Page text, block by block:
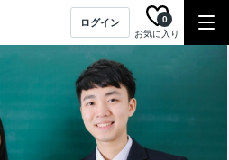
ログイン
お気に入り
0